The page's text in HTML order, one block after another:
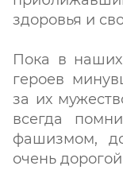
здоровья и
Пока в наших
героев
за их
всегда
фашизмом,
очень